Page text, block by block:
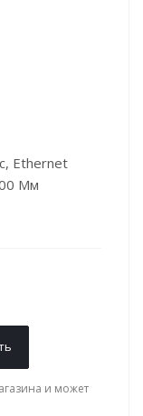
Ethernet
Мм
и может